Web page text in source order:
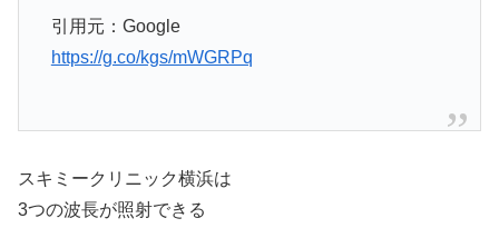
引用元：Google
https://g.co/kgs/mWGRPq
スキミークリニック横浜は
3つの波長が照射できる